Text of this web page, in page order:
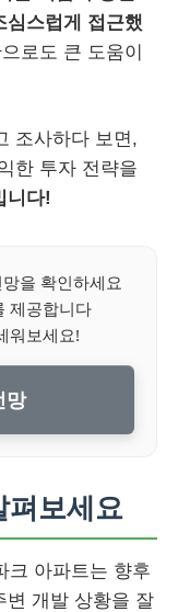
심스럽게 접근했
로도 큰 도움이
조사하다 보면,
한 투자 전략을
니다!
을 확인하세요
제공합니다
워보세요!
망
펴보세요
크 아파트는 향후
변 개발 상황을 잘